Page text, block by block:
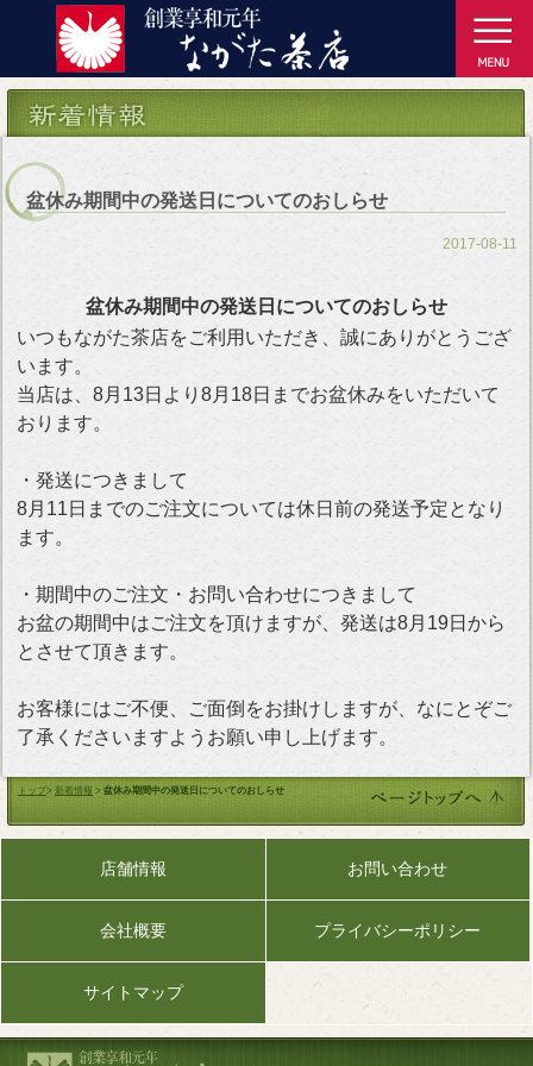
盆休み期間中の発送日についてのおしらせ
2017-08-11
盆休み期間中の発送日についてのおしらせ
いつもながた茶店をご利用いただき、誠にありがとうござ
います。
当店は、8月13日より8月18日までお盆休みをいただいて
おります。
・発送につきまして
8月11日までのご注文については休日前の発送予定となり
ます。
・期間中のご注文・お問い合わせにつきまして
お盆の期間中はご注文を頂けますが、発送は8月19日から
とさせて頂きます。
お客様にはご不便、ご面倒をお掛けしますが、なにとぞご
了承くださいますようお願い申し上げます。
トップ> 新着情報 > 盆休み期間中の発送日についてのおしらせ
店舗情報 お問い合わせ
会社概要 プライバシーポリシー
サイトマップ